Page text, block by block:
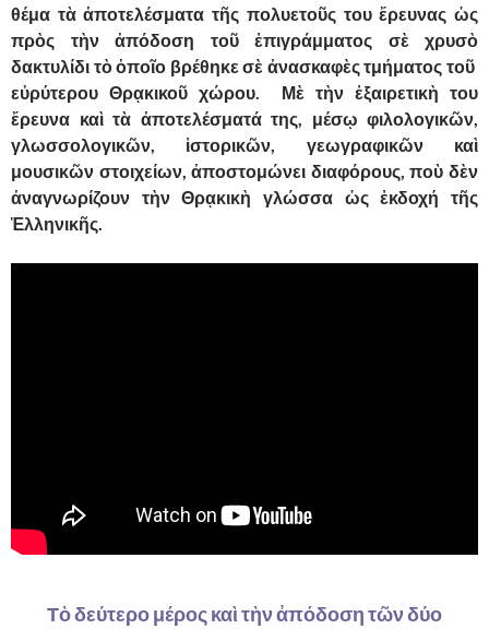
θέμα τὰ ἀποτελέσματα τῆς πολυετοῦς του ἔρευνας ὡς
πρὸς τὴν ἀπόδοση τοῦ ἐπιγράμματος σὲ χρυσὸ
δακτυλίδι τὸ ὁποῖο βρέθηκε σὲ ἀνασκαφὲς τμήματος τοῦ
εὐρύτερου Θρᾳκικοῦ χώρου. Μὲ τὴν ἐξαιρετικὴ του
ἔρευνα καὶ τὰ ἀποτελέσματά της, μέσῳ φιλολογικῶν,
γλωσσολογικῶν, ἱστορικῶν, γεωγραφικῶν καὶ
μουσικῶν στοιχείων, ἀποστομώνει διαφόρους, ποὺ δὲν
ἀναγνωρίζουν τὴν Θρᾳκικὴ γλώσσα ὡς ἐκδοχή τῆς
Ἑλληνικῆς.
Τὸ δεύτερο μέρος καὶ τὴν ἀπόδοση τῶν δύο